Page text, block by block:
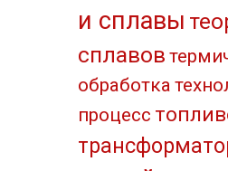
и сплавы
сплавов
обработка
процесс